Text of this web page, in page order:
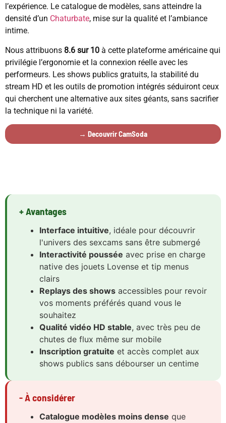
l’expérience. Le catalogue de modèles, sans atteindre la
densité d’un Chaturbate, mise sur la qualité et l’ambiance
intime.
Nous attribuons 8.6 sur 10 à cette plateforme américaine qui
privilégie l’ergonomie et la connexion réelle avec les
performeurs. Les shows publics gratuits, la stabilité du
stream HD et les outils de promotion intégrés séduiront ceux
qui cherchent une alternative aux sites géants, sans sacrifier
la technique ni la variété.
→ Decouvrir CamSoda
+ Avantages
Interface intuitive, idéale pour découvrir
l'univers des sexcams sans être submergé
Interactivité poussée avec prise en charge
native des jouets Lovense et tip menus
clairs
Replays des shows accessibles pour revoir
vos moments préférés quand vous le
souhaitez
Qualité vidéo HD stable, avec très peu de
chutes de flux même sur mobile
Inscription gratuite et accès complet aux
shows publics sans débourser un centime
- À considérer
Catalogue modèles moins dense que